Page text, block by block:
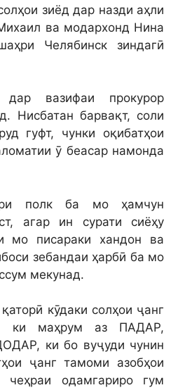
зиёд дар назди аҳли
ва модархонд Нина
Челябинск зиндагӣ
вазифаи прокурор
Нисбатан барвақт, соли
гуфт, чунки оқибатҳои
ӯ беасар намонда
полк ба мо ҳамчун
агар ин сурати сиёҳу
мо писараки хандон ва
зебандаи ҳарбӣ ба мо
мекунад.
кӯдаки солҳои ҷанг
ки маҳрум аз ПАДАР,
ки бо вуҷуди чунин
ҷанг тамоми азобҳои
чеҳраи одамгариро гум